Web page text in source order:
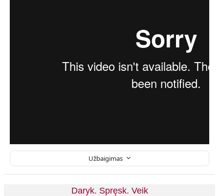
Užbaigimas
Daryk. Spręsk. Veik